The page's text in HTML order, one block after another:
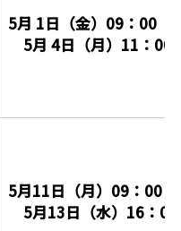
5月 1日（金）09：00
5月 4日（月）11：00
5月11日（月）09：00
5月13日（水）16：00